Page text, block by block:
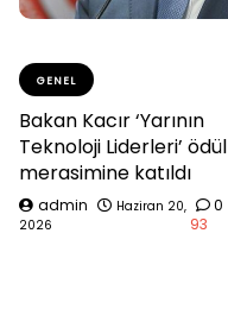
GENEL
Bakan Kacır ‘Yarının
Teknoloji Liderleri’ ödül
merasimine katıldı
admin
Haziran 20,
2026
0
93